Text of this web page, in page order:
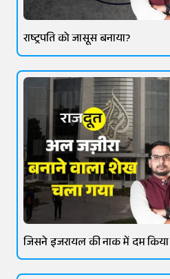
राष्ट्रपति को जासूस बनाया?
जिसने इजरायल की नाक में दम किया